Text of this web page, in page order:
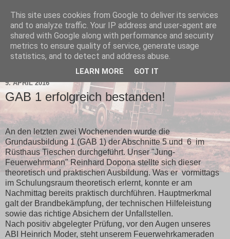
9. APRIL 2016
GAB 1 erfolgreich bestanden!
An den letzten zwei Wochenenden wurde die
Grundausbildung 1 (GAB 1) der Abschnitte 5 und 6 im
Rüsthaus Tieschen durchgeführt. Unser "Jung-
Feuerwehrmann" Reinhard Dopona stellte sich dieser
theoretisch und praktischen Ausbildung. Was er vormittags
im Schulungsraum theoretisch erlernt, konnte er am
Nachmittag bereits praktisch durchführen. Hauptmerkmal
galt der Brandbekämpfung, der technischen Hilfeleistung
sowie das richtige Absichern der Unfallstellen.
Nach positiv abgelegter Prüfung, vor den Augen unseres
ABI Heinrich Moder, steht unserem Feuerwehrkameraden
This site uses cookies from Google to deliver its services
and to analyze traffic. Your IP address and user-agent are
shared with Google along with performance and security
metrics to ensure quality of service, generate usage
statistics, and to detect and address abuse.
LEARN MORE GOT IT